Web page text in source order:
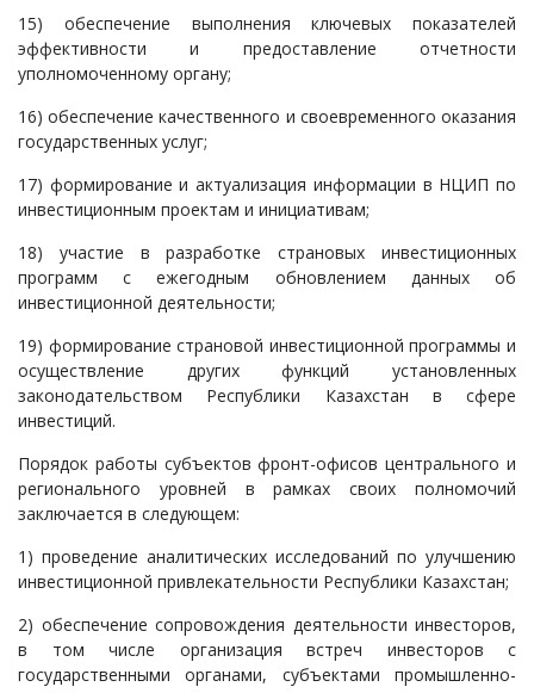
15) обеспечение выполнения ключевых показателей
эффективности и предоставление отчетности
уполномоченному органу;
16) обеспечение качественного и своевременного оказания
государственных услуг;
17) формирование и актуализация информации в НЦИП по
инвестиционным проектам и инициативам;
18) участие в разработке страновых инвестиционных
программ с ежегодным обновлением данных об
инвестиционной деятельности;
19) формирование страновой инвестиционной программы и
осуществление других функций установленных
законодательством Республики Казахстан в сфере
инвестиций.
Порядок работы субъектов фронт-офисов центрального и
регионального уровней в рамках своих полномочий
заключается в следующем:
1) проведение аналитических исследований по улучшению
инвестиционной привлекательности Республики Казахстан;
2) обеспечение сопровождения деятельности инвесторов,
в том числе организация встреч инвесторов с
государственными органами, субъектами промышленно-